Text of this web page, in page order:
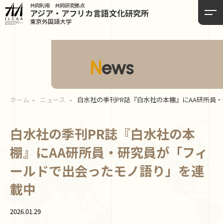
共同利用 共同研究拠点
アジア・アフリカ言語文化研究所
東京外国語大学
News
ホーム ニュース 白水社の季刊PR誌『白水社の本棚』にAA研所員
白水社の季刊PR誌『白水社の本
棚』にAA研所員・研究員が「フィ
ールドで出会ったモノ語り」を連
載中
2026.01.29